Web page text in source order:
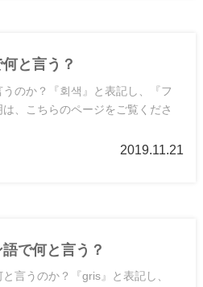
と言う？
のか？『회색』と表記し、『フ
、こちらのページをご覧くださ
2019.11.21
で何と言う？
言うのか？『gris』と表記し、